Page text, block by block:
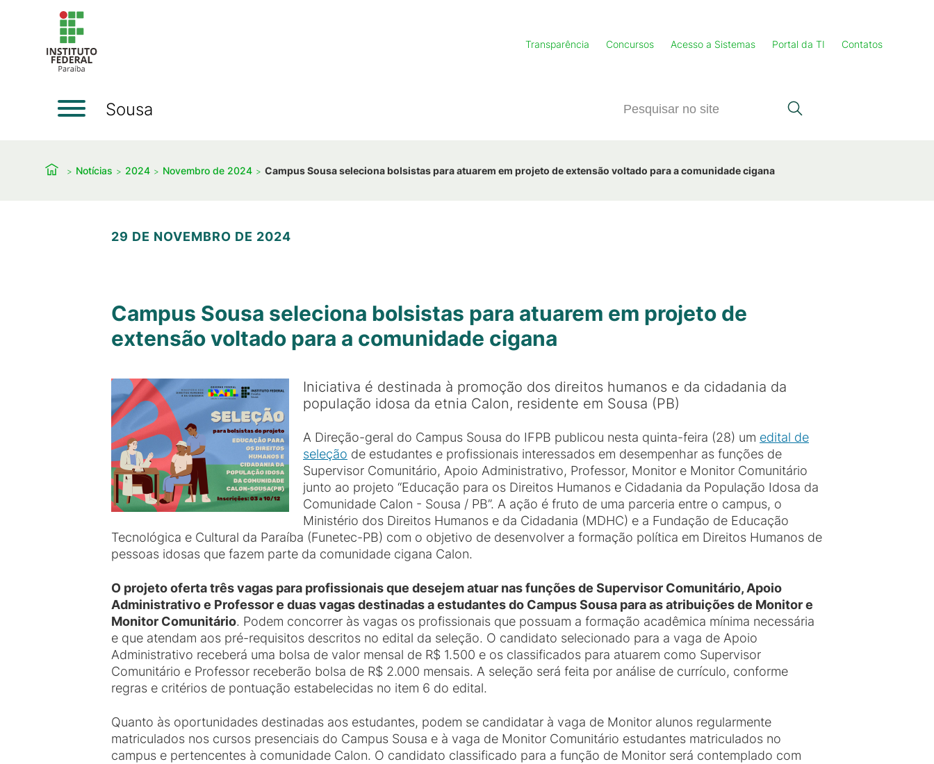
Transparência Concursos Acesso a Sistemas Portal da TI Contatos
Sousa
Notícias 2024 Novembro de 2024 Campus Sousa seleciona bolsistas para atuarem em projeto de extensão voltado para a comunidade cigana
29 DE NOVEMBRO DE 2024
Campus Sousa seleciona bolsistas para atuarem em projeto de
extensão voltado para a comunidade cigana
Iniciativa é destinada à promoção dos direitos humanos e da cidadania da
população idosa da etnia Calon, residente em Sousa (PB)
A Direção-geral do Campus Sousa do IFPB publicou nesta quinta-feira (28) um edital de
seleção de estudantes e profissionais interessados em desempenhar as funções de
Supervisor Comunitário, Apoio Administrativo, Professor, Monitor e Monitor Comunitário
junto ao projeto “Educação para os Direitos Humanos e Cidadania da População Idosa da
Comunidade Calon - Sousa / PB”. A ação é fruto de uma parceria entre o campus, o
Ministério dos Direitos Humanos e da Cidadania (MDHC) e a Fundação de Educação
Tecnológica e Cultural da Paraíba (Funetec-PB) com o objetivo de desenvolver a formação política em Direitos Humanos de
pessoas idosas que fazem parte da comunidade cigana Calon.
O projeto oferta três vagas para profissionais que desejem atuar nas funções de Supervisor Comunitário, Apoio
Administrativo e Professor e duas vagas destinadas a estudantes do Campus Sousa para as atribuições de Monitor e
Monitor Comunitário. Podem concorrer às vagas os profissionais que possuam a formação acadêmica mínima necessária
e que atendam aos pré-requisitos descritos no edital da seleção. O candidato selecionado para a vaga de Apoio
Administrativo receberá uma bolsa de valor mensal de R$ 1.500 e os classificados para atuarem como Supervisor
Comunitário e Professor receberão bolsa de R$ 2.000 mensais. A seleção será feita por análise de currículo, conforme
regras e critérios de pontuação estabelecidas no item 6 do edital.
Quanto às oportunidades destinadas aos estudantes, podem se candidatar à vaga de Monitor alunos regularmente
matriculados nos cursos presenciais do Campus Sousa e à vaga de Monitor Comunitário estudantes matriculados no
campus e pertencentes à comunidade Calon. O candidato classificado para a função de Monitor será contemplado com